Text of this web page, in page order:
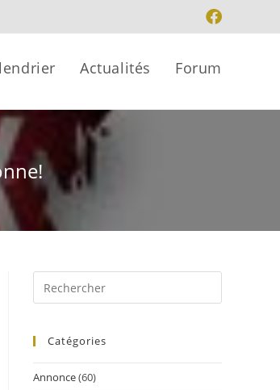
Actualités Forum
Catégories
Annonce(60)